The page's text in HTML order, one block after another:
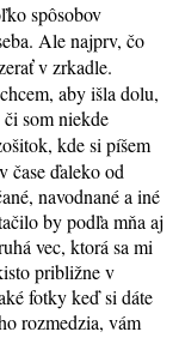
spôsobov
Ale najprv, čo
v zrkadle.
aby išla dolu,
som niekde
kde si píšem
čase ďaleko od
navodnané a iné
by podľa mňa aj
vec, ktorá sa mi
približne v
fotky keď si dáte
rozmedzia, vám